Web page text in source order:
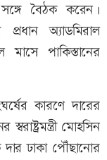
সঙ্গে বৈঠক করেন।
প্রধান অ্যাডমিরাল
পাকিস্তানের
কারণে দারের
মোহসিন
ঢাকা পৌঁছানোর